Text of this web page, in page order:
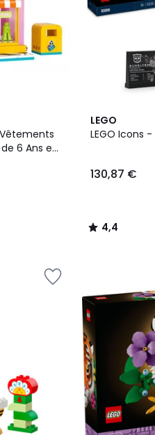
6 Ans et
LEGO
LEGO Icons
130,87 €
4,4
/ 5
4,4
/